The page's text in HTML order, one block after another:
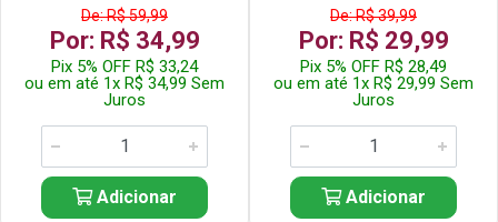
De: R$ 59,99
Por: R$ 34,99
Pix 5% OFF R$ 33,24
ou em até 1x R$ 34,99 Sem
Juros
Adicionar
De: R$ 39,99
Por: R$ 29,99
Pix 5% OFF R$ 28,49
ou em até 1x R$ 29,99 Sem
Juros
Adicionar